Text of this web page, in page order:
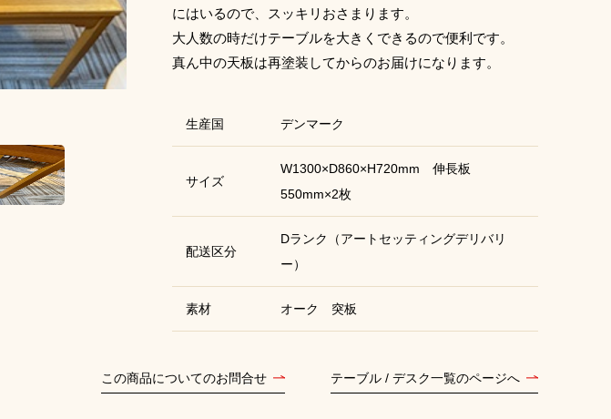
にはいるので、
スッキリおさまります。
大人数の時だけテーブルを大きくできるので便利です。
真ん中の天板は再塗装してからのお届けになります。
生産国 デンマーク
サイズ
W1300×D860×H720mm 伸長板
550mm×2枚
配送区分
Dランク（アートセッティングデリバリ
ー）
素材 オーク 突板
この商品についてのお問合せ テーブル / デスク一覧のページへ